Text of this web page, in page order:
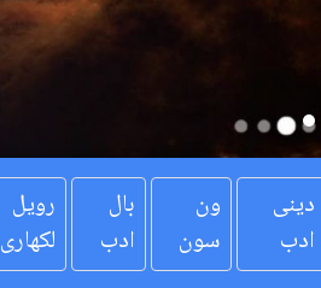
رویل
لکھاری
بال
ادب
ون
سون
دینی
ادب